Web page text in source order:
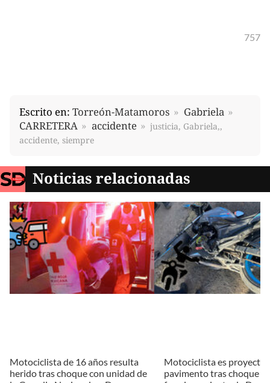
757
Escrito en: Torreón-Matamoros
Gabriela
CARRETERA
accidente
justicia, Gabriela,,
accidente, siempre
Noticias relacionadas
Motociclista de 16 años resulta
herido tras choque con unidad de
Motociclista es
pavimento tras choque